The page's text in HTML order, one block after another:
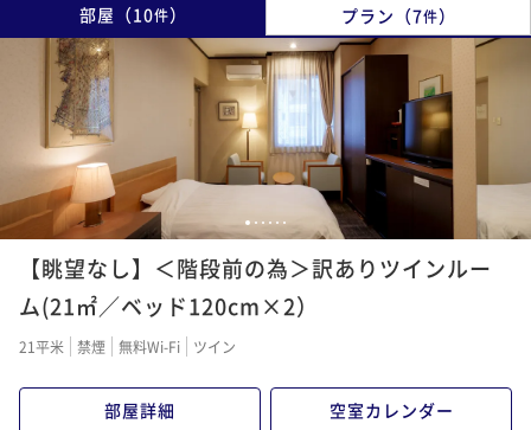
部屋 （10件） プラン （7件）
1 2 3 4 5 6
【眺望なし】＜階段前の為＞訳ありツインルー
ム(21㎡／ベッド120cm×2）
21平米 禁煙 無料Wi-Fi ツイン
部屋詳細 空室カレンダー